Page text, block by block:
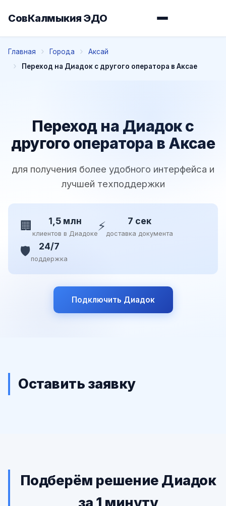
СовКалмыкия ЭДО
Главная Города
Аксай
Переход на Диадок с другого оператора в Аксае
Переход на Диадок с
другого оператора в Аксае
для получения более удобного интерфейса и
лучшей техподдержки
🏢 1,5 млн
клиентов в Диадоке⚡ 7 сек
доставка документа
🛡️ 24/7
поддержка
Подключить Диадок
Оставить заявку
Подберём решение Диадок